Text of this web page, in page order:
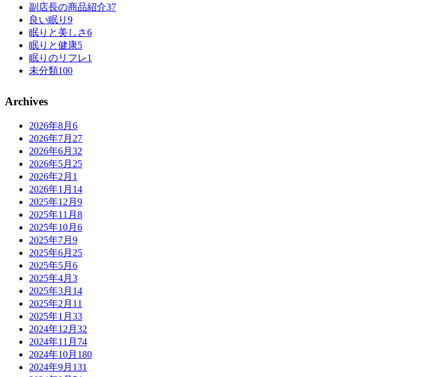
副店長の商品紹介37
良い眠り 9
眠りと美しさ6
眠りと健康5
眠りのリフレ1
未分類100
Archives
2026年8月 6
2026年7月 27
2026年6月 32
2026年5月 25
2026年2月 1
2026年1月 14
2025年12月 9
2025年11月 8
2025年10月 6
2025年7月 9
2025年6月 25
2025年5月 6
2025年4月 3
2025年3月 14
2025年2月 11
2025年1月 33
2024年12月 32
2024年11月 74
2024年10月 180
2024年9月 131